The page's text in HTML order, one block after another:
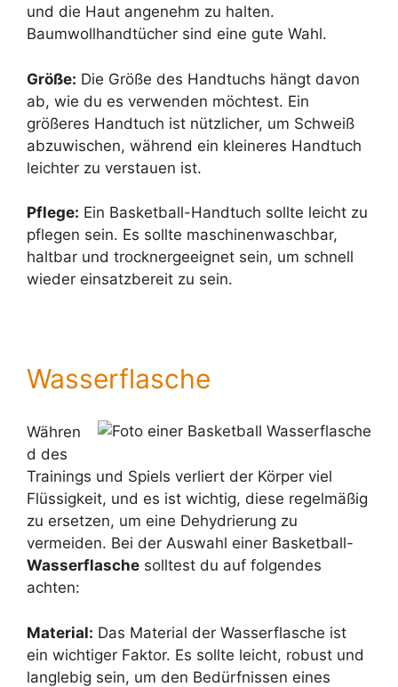
und die Haut angenehm zu halten.
Baumwollhandtücher sind eine gute Wahl.
Größe: Die Größe des Handtuchs hängt davon
ab, wie du es verwenden möchtest. Ein
größeres Handtuch ist nützlicher, um Schweiß
abzuwischen, während ein kleineres Handtuch
leichter zu verstauen ist.
Pflege: Ein Basketball-Handtuch sollte leicht zu
pflegen sein. Es sollte maschinenwaschbar,
haltbar und trocknergeeignet sein, um schnell
wieder einsatzbereit zu sein.
Wasserflasche
Währen
d des
Trainings und Spiels verliert der Körper viel
Flüssigkeit, und es ist wichtig, diese regelmäßig
zu ersetzen, um eine Dehydrierung zu
vermeiden. Bei der Auswahl einer Basketball-
Wasserflasche solltest du auf folgendes
achten:
Material: Das Material der Wasserflasche ist
ein wichtiger Faktor. Es sollte leicht, robust und
langlebig sein, um den Bedürfnissen eines